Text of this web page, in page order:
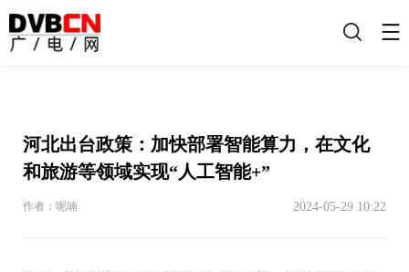
搜
河北出台政策：加快部署智能算力，在文化
和旅游等领域实现“人工智能+”
作者：呢喃 2024-05-29 10:22